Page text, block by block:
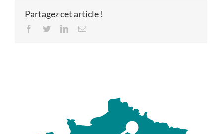
Partagez cet article !
Facebook
TwitterLinkedInEmail